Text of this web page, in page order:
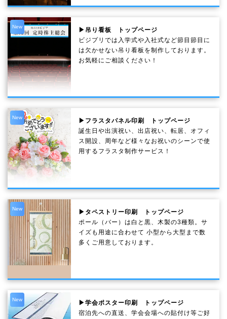
New
▶吊り看板 トップページ
ビジプリでは入学式や入社式など節目節目に
は欠かせない吊り看板を制作しております。
お気軽にご相談ください！
New
▶フラスタパネル印刷 トップページ
誕生日や出演祝い、出店祝い、転居、オフィ
ス開設、周年など様々なお祝いのシーンで使
用するフラスタ制作サービス！
New
▶タペストリー印刷 トップページ
ポール（バー）は白と黒、木製の3種類。サ
イズも用途に合わせて 小型から大型まで数
多くご用意しております。
New
▶学会ポスター印刷 トップページ
宿泊先への直送、学会会場への貼付け等ご好